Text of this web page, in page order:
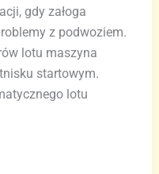
gdy załoga
z podwoziem.
lotu maszyna
startowym.
lotu